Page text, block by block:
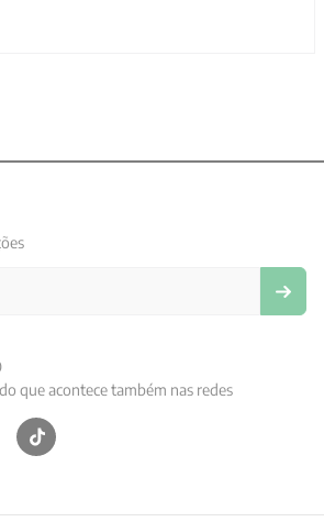
que acontece também nas redes